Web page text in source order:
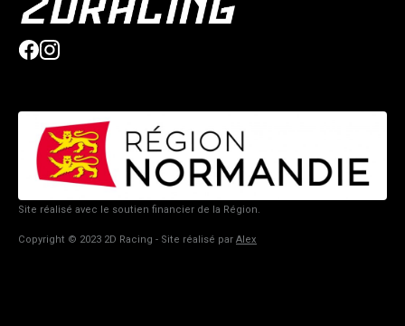
Site réalisé avec le soutien financier de la Région.
Copyright © 2023 2D Racing - Site réalisé par Alex